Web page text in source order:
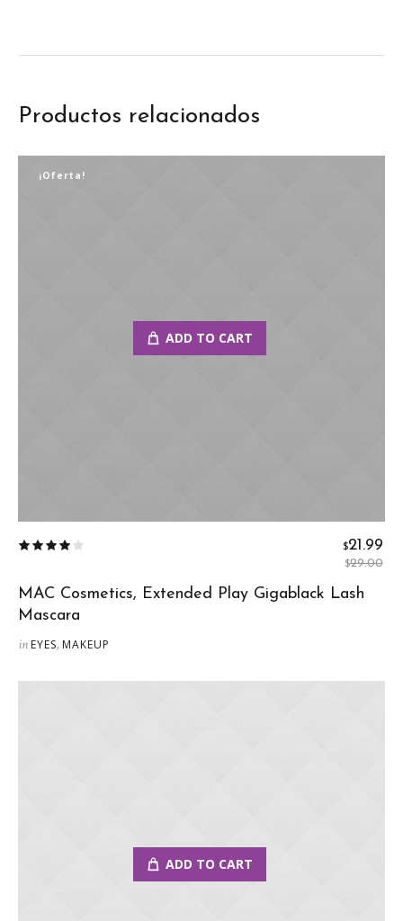
Productos relacionados
ADD TO CART
¡Oferta!
$29.00
$21.99
MAC Cosmetics, Extended Play Gigablack Lash
Mascara
in EYES, MAKEUP
ADD TO CART